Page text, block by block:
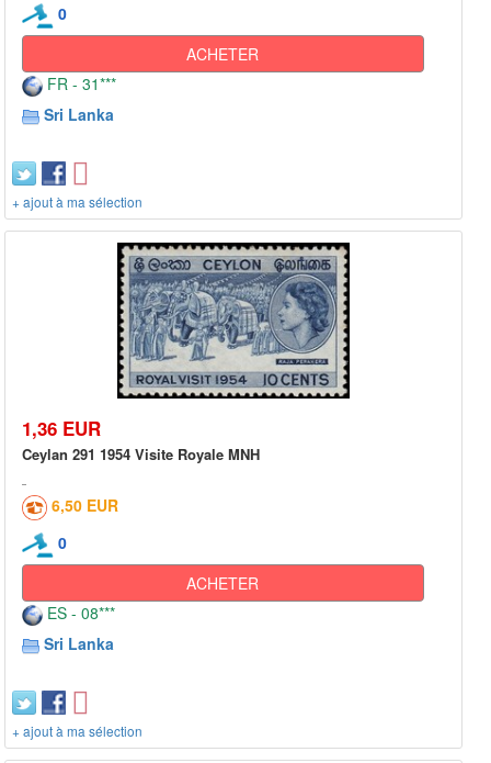
0
ACHETER
FR - 31***
Sri Lanka
+ ajout à ma sélection
1,36 EUR
Ceylan 291 1954 Visite Royale MNH
6,50 EUR
0
ACHETER
ES - 08***
Sri Lanka
+ ajout à ma sélection